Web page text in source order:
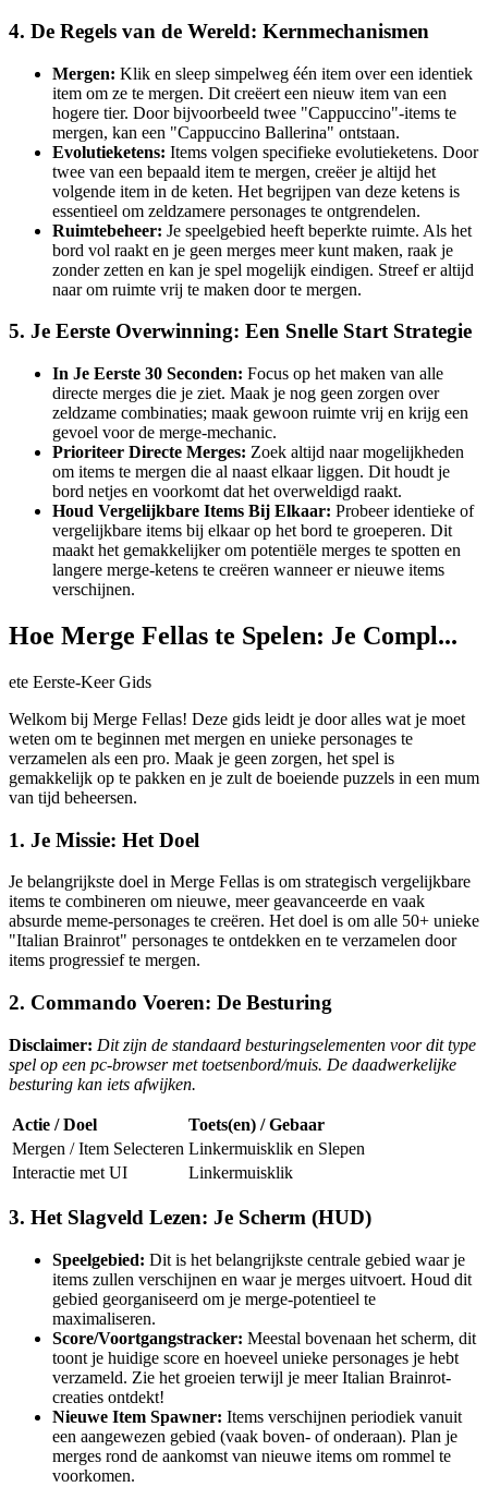
4. De Regels van de Wereld: Kernmechanismen
Mergen: Klik en sleep simpelweg één item over een identiek
item om ze te mergen. Dit creëert een nieuw item van een
hogere tier. Door bijvoorbeeld twee "Cappuccino"-items te
mergen, kan een "Cappuccino Ballerina" ontstaan.
Evolutieketens: Items volgen specifieke evolutieketens. Door
twee van een bepaald item te mergen, creëer je altijd het
volgende item in de keten. Het begrijpen van deze ketens is
essentieel om zeldzamere personages te ontgrendelen.
Ruimtebeheer: Je speelgebied heeft beperkte ruimte. Als het
bord vol raakt en je geen merges meer kunt maken, raak je
zonder zetten en kan je spel mogelijk eindigen. Streef er altijd
naar om ruimte vrij te maken door te mergen.
5. Je Eerste Overwinning: Een Snelle Start Strategie
In Je Eerste 30 Seconden: Focus op het maken van alle
directe merges die je ziet. Maak je nog geen zorgen over
zeldzame combinaties; maak gewoon ruimte vrij en krijg een
gevoel voor de merge-mechanic.
Prioriteer Directe Merges: Zoek altijd naar mogelijkheden
om items te mergen die al naast elkaar liggen. Dit houdt je
bord netjes en voorkomt dat het overweldigd raakt.
Houd Vergelijkbare Items Bij Elkaar: Probeer identieke of
vergelijkbare items bij elkaar op het bord te groeperen. Dit
maakt het gemakkelijker om potentiële merges te spotten en
langere merge-ketens te creëren wanneer er nieuwe items
verschijnen.
Hoe Merge Fellas te Spelen: Je Compl...
ete Eerste-Keer Gids
Welkom bij Merge Fellas! Deze gids leidt je door alles wat je moet
weten om te beginnen met mergen en unieke personages te
verzamelen als een pro. Maak je geen zorgen, het spel is
gemakkelijk op te pakken en je zult de boeiende puzzels in een mum
van tijd beheersen.
1. Je Missie: Het Doel
Je belangrijkste doel in Merge Fellas is om strategisch vergelijkbare
items te combineren om nieuwe, meer geavanceerde en vaak
absurde meme-personages te creëren. Het doel is om alle 50+ unieke
"Italian Brainrot" personages te ontdekken en te verzamelen door
items progressief te mergen.
2. Commando Voeren: De Besturing
Disclaimer: Dit zijn de standaard besturingselementen voor dit type
spel op een pc-browser met toetsenbord/muis. De daadwerkelijke
besturing kan iets afwijken.
Actie / Doel
Toets(en) / Gebaar
Mergen / Item Selecteren Linkermuisklik en Slepen
Interactie met UI
Linkermuisklik
3. Het Slagveld Lezen: Je Scherm (HUD)
Speelgebied: Dit is het belangrijkste centrale gebied waar je
items zullen verschijnen en waar je merges uitvoert. Houd dit
gebied georganiseerd om je merge-potentieel te
maximaliseren.
Score/Voortgangstracker: Meestal bovenaan het scherm, dit
toont je huidige score en hoeveel unieke personages je hebt
verzameld. Zie het groeien terwijl je meer Italian Brainrot-
creaties ontdekt!
Nieuwe Item Spawner: Items verschijnen periodiek vanuit
een aangewezen gebied (vaak boven- of onderaan). Plan je
merges rond de aankomst van nieuwe items om rommel te
voorkomen.